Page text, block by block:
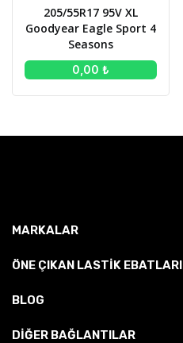
205/55R17 95V XL
Goodyear Eagle Sport 4
Seasons
0,00 ₺
MARKALAR
ÖNE ÇIKAN LASTIK EBATLARI
BLOG
DİĞER BAĞLANTILAR